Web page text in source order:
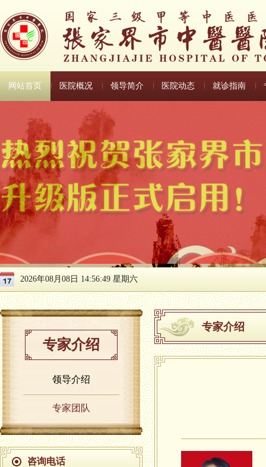
网站首页 医院概况 领导简介 医院动态 就诊指南
2026年08月08日 14:56:50 星期六
专家介绍
领导介绍
专家团队
咨询电话
专家介绍